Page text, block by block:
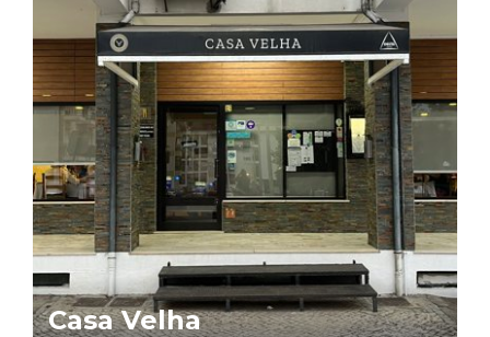
Casa Velha